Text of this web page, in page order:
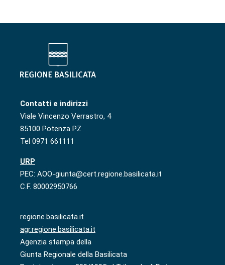
Contatti e indirizzi
Viale Vincenzo Verrastro, 4
85100 Potenza PZ
Tel 0971 661111
URP
PEC: AOO-giunta@cert.regione.basilicata.it
C.F. 80002950766
regione.basilicata.it
agr.regione.basilicata.it
Agenzia stampa della
Giunta Regionale della Basilicata